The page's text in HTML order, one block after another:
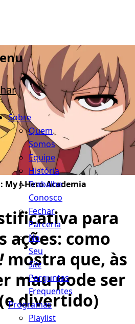
Sobre
Quem
Somos
Equipe
História
Trabalhe
Conosco
Fechar
Parceria
No
Seu
Site
Perguntas
Frequentes
Programas
Playlist
My J-Hero Academia
para
ações: como
mostra que, às
mau pode ser
divertido)